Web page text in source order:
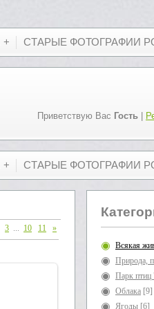
СТАРЫЕ ФОТОГРАФИИ
Приветствую Вас Гость
СТАРЫЕ ФОТОГРАФИИ
3 ... 10 11 »
Всякая
Природа,
Парк птиц
Облака [9]
Ягоды [6]